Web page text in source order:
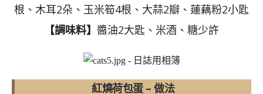
根、木耳2朵、玉米筍4根、大蒜2瓣、蓮藕粉2小匙
【調味料】 醬油2大匙、米酒、糖少許
紅燒荷包蛋 – 做法